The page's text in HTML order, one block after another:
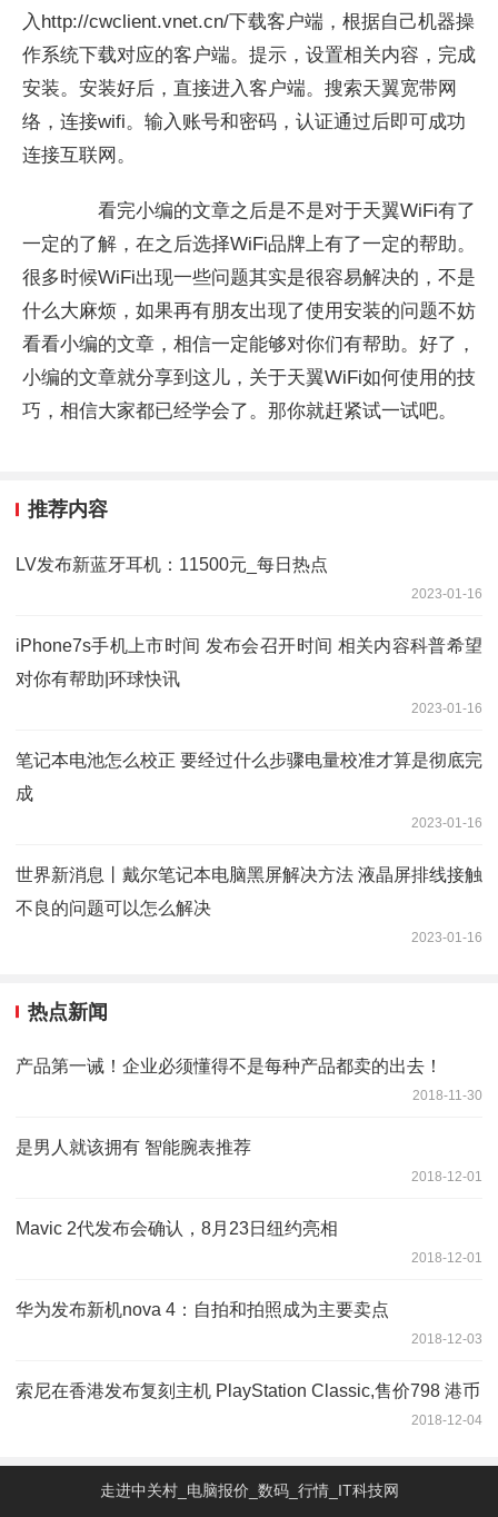
入http://cwclient.vnet.cn/下载客户端，根据自己机器操
作系统下载对应的客户端。提示，设置相关内容，完成
安装。安装好后，直接进入客户端。搜索天翼宽带网
络，连接wifi。输入账号和密码，认证通过后即可成功
连接互联网。
看完小编的文章之后是不是对于天翼WiFi有了
一定的了解，在之后选择WiFi品牌上有了一定的帮助。
很多时候WiFi出现一些问题其实是很容易解决的，不是
什么大麻烦，如果再有朋友出现了使用安装的问题不妨
看看小编的文章，相信一定能够对你们有帮助。好了，
小编的文章就分享到这儿，关于天翼WiFi如何使用的技
巧，相信大家都已经学会了。那你就赶紧试一试吧。
推荐内容
LV发布新蓝牙耳机：11500元_每日热点
2023-01-16
iPhone7s手机上市时间 发布会召开时间 相关内容科普希望
对你有帮助|环球快讯
2023-01-16
笔记本电池怎么校正 要经过什么步骤电量校准才算是彻底完
成
2023-01-16
世界新消息丨戴尔笔记本电脑黑屏解决方法 液晶屏排线接触
不良的问题可以怎么解决
2023-01-16
热点新闻
产品第一诫！企业必须懂得不是每种产品都卖的出去！
2018-11-30
是男人就该拥有 智能腕表推荐
2018-12-01
Mavic 2代发布会确认，8月23日纽约亮相
2018-12-01
华为发布新机nova 4：自拍和拍照成为主要卖点
2018-12-03
索尼在香港发布复刻主机 PlayStation Classic,售价798 港币
2018-12-04
走进中关村_电脑报价_数码_行情_IT科技网